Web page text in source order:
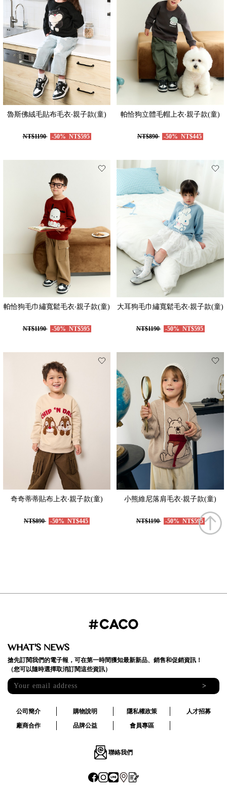
魯斯佛絨毛貼布毛衣‧親子款(童)
NT$1190 -50% NT$595
帕恰狗立體毛帽上衣‧親子款(童)
NT$890 -50% NT$445
帕恰狗毛巾繡寬鬆毛衣‧親子款(童)
NT$1190 -50% NT$595
大耳狗毛巾繡寬鬆毛衣‧親子款(童)
NT$1190 -50% NT$595
奇奇蒂蒂貼布上衣‧親子款(童)
NT$890 -50% NT$445
小熊維尼落肩毛衣‧親子款(童)
NT$1190 -50% NT$595
WHAT'S NEWS
搶先訂閱我們的電子報，可在第一時間獲知最新新品、銷售和促銷資訊！
（您可以隨時選擇取消訂閱這些資訊）
>
公司簡介 購物說明 隱私權政策
人才招募
廠商合作
品牌公益 會員專區
聯絡我們